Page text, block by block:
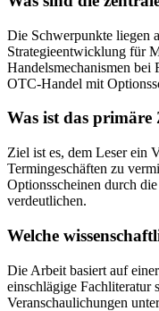
Die Schwerpunkte liegen
Strategieentwicklung für
Handelsmechanismen bei
OTC-Handel mit
Was ist das
Ziel ist es, dem Leser ein
Termingeschäften zu
Optionsscheinen durch
verdeutlichen.
Welche
Die Arbeit basiert auf
einschlägige Fachliteratur
Veranschaulichungen